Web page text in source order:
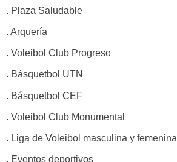
. Plaza Saludable
. Arquería
. Voleibol Club Progreso
. Básquetbol UTN
. Básquetbol CEF
. Voleibol Club Monumental
. Liga de Voleibol masculina y femenina
. Eventos deportivos